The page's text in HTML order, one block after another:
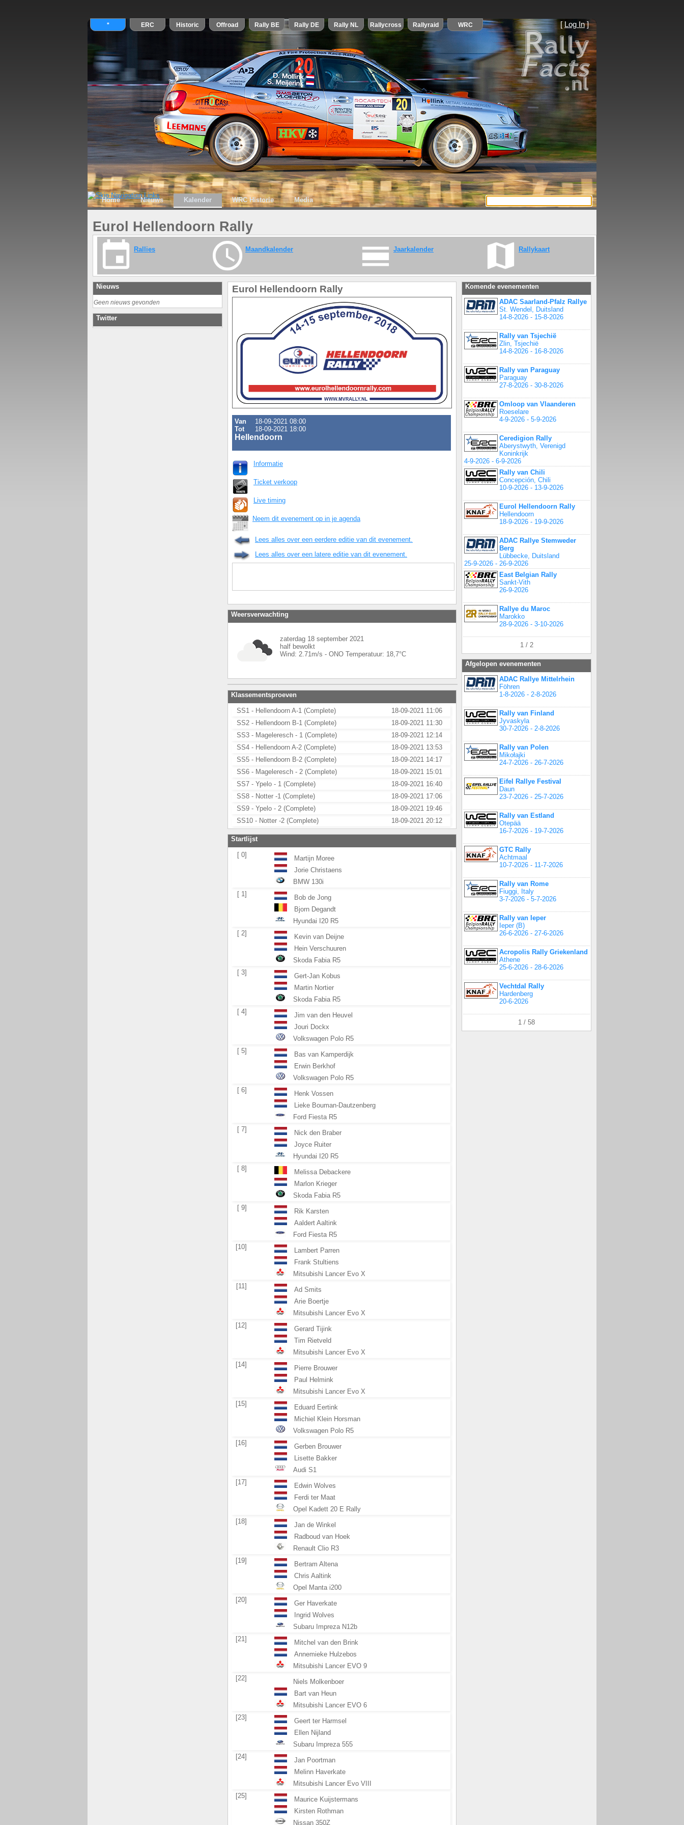
[ Log In]
Home Nieuws Kalender WRC Historie Media
Eurol Hellendoorn Rally
Rallies Maandkalender Jaarkalender Rallykaart
Nieuws
Geen nieuws gevonden
Twitter
Eurol Hellendoorn Rally
Van
18-09-2021 08:00
Tot
18-09-2021 18:00
Hellendoorn
Informatie
Ticket verkoop
Live timing
Neem dit evenement op in je agenda
Lees alles over een eerdere editie van dit evenement.
Lees alles over een latere editie van dit evenement.
Weersverwachting
zaterdag 18 september 2021
half bewolkt
Wind: 2.71 m/s - ONO Temperatuur: 18,7°C
Klassementsproeven
SS1 - Hellendoorn A-1 (Complete)
18-09-2021 11:06
SS2 - Hellendoorn B-1 (Complete)
18-09-2021 11:30
SS3 - Mageleresch - 1 (Complete)
18-09-2021 12:14
SS4 - Hellendoorn A-2 (Complete)
18-09-2021 13:53
SS5 - Hellendoorn B-2 (Complete)
18-09-2021 14:17
SS6 - Mageleresch - 2 (Complete)
18-09-2021 15:01
SS7 - Ypelo - 1 (Complete)
18-09-2021 16:40
SS8 - Notter -1 (Complete)
18-09-2021 17:06
SS9 - Ypelo - 2 (Complete)
18-09-2021 19:46
SS10 - Notter -2 (Complete)
18-09-2021 20:12
Startlijst
[ 0]
Martijn Moree
Jorie Christaens
BMW 130i
[ 1]
Bob de Jong
Bjorn Degandt
Hyundai I20 R5
[ 2]
Kevin van Deijne
Hein Verschuuren
Skoda Fabia R5
[ 3]
Gert-Jan Kobus
Martin Nortier
Skoda Fabia R5
[ 4]
Jim van den Heuvel
Jouri Dockx
Volkswagen Polo R5
[ 5]
Bas van Kamperdijk
Erwin Berkhof
Volkswagen Polo R5
[ 6]
Henk Vossen
Lieke Bouman-Dautzenberg
Ford Fiesta R5
[ 7]
Nick den Braber
Joyce Ruiter
Hyundai I20 R5
[ 8]
Melissa Debackere
Marlon Krieger
Skoda Fabia R5
[ 9]
Rik Karsten
Aaldert Aaltink
Ford Fiesta R5
[10]
Lambert Parren
Frank Stultiens
Mitsubishi Lancer Evo X
[11]
Ad Smits
Arie Boertje
Mitsubishi Lancer Evo X
[12]
Gerard Tijink
Tim Rietveld
Mitsubishi Lancer Evo X
[14]
Pierre Brouwer
Paul Helmink
Mitsubishi Lancer Evo X
[15]
Eduard Eertink
Michiel Klein Horsman
Volkswagen Polo R5
[16]
Gerben Brouwer
Lisette Bakker
Audi S1
[17]
Edwin Wolves
Ferdi ter Maat
Opel Kadett 20 E Rally
[18]
Jan de Winkel
Radboud van Hoek
Renault Clio R3
[19]
Bertram Altena
Chris Aaltink
Opel Manta i200
[20]
Ger Haverkate
Ingrid Wolves
Subaru Impreza N12b
[21]
Mitchel van den Brink
Annemieke Hulzebos
Mitsubishi Lancer EVO 9
[22]
Niels Molkenboer
Bart van Heun
Mitsubishi Lancer EVO 6
[23]
Geert ter Harmsel
Ellen Nijland
Subaru Impreza 555
[24]
Jan Poortman
Melinn Haverkate
Mitsubishi Lancer Evo VIII
[25]
Maurice Kuijstermans
Kirsten Rothman
Nissan 350Z
Komende evenementen
ADAC Saarland-Pfalz Rallye
St. Wendel, Duitsland
14-8-2026 - 15-8-2026
Rally van Tsjechië
Zlin, Tsjechië
14-8-2026 - 16-8-2026
Rally van Paraguay
Paraguay
27-8-2026 - 30-8-2026
Omloop van Vlaanderen
Roeselare
4-9-2026 - 5-9-2026
Ceredigion Rally
Aberystwyth, Verenigd
Koninkrijk
4-9-2026 - 6-9-2026
Rally van Chili
Concepción, Chili
10-9-2026 - 13-9-2026
Eurol Hellendoorn Rally
Hellendoorn
18-9-2026 - 19-9-2026
ADAC Rallye Stemweder
Berg
Lübbecke, Duitsland
25-9-2026 - 26-9-2026
East Belgian Rally
Sankt-Vith
26-9-2026
Rallye du Maroc
Marokko
28-9-2026 - 3-10-2026
1 / 2
Afgelopen evenementen
ADAC Rallye Mittelrhein
Föhren
1-8-2026 - 2-8-2026
Rally van Finland
Jyvaskyla
30-7-2026 - 2-8-2026
Rally van Polen
Mikołajki
24-7-2026 - 26-7-2026
Eifel Rallye Festival
Daun
23-7-2026 - 25-7-2026
Rally van Estland
Otepää
16-7-2026 - 19-7-2026
GTC Rally
Achtmaal
10-7-2026 - 11-7-2026
Rally van Rome
Fiuggi, Italy
3-7-2026 - 5-7-2026
Rally van Ieper
Ieper (B)
26-6-2026 - 27-6-2026
Acropolis Rally Griekenland
Athene
25-6-2026 - 28-6-2026
Vechtdal Rally
Hardenberg
20-6-2026
1 / 58